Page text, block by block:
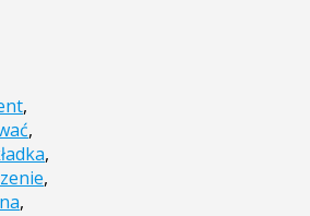
,
,
,
,
,